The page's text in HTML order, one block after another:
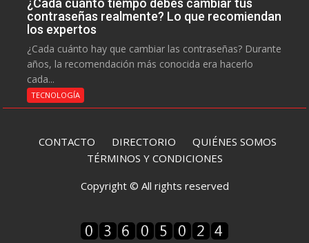
¿Cada cuánto tiempo debes cambiar tus
contraseñas realmente? Lo que recomiendan
los expertos
¿Cada cuánto hay que cambiar las contraseñas? Durante
años, la recomendación más conocida era hacerlo
cada...
TECNOLOGÍA
CONTACTO DIRECTORIO QUIÉNES SOMOS
TÉRMINOS Y CONDICIONES
Copyright © All rights reserved